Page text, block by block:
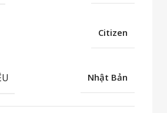
Citizen
Nhật Bản